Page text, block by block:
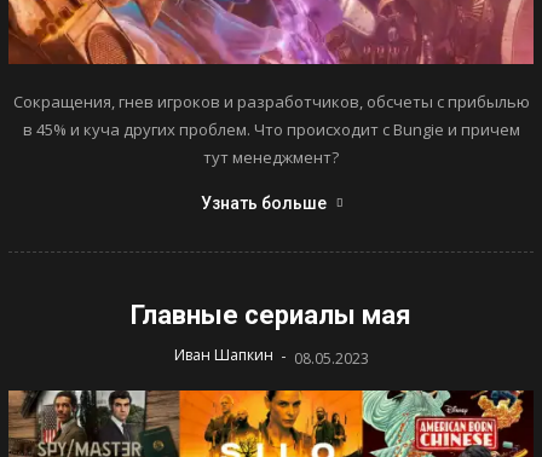
Сокращения, гнев игроков и разработчиков, обсчеты с прибылью
в 45% и куча других проблем. Что происходит с Bungie и причем
тут менеджмент?
Узнать больше
Главные сериалы мая
Иван Шапкин - 08.05.2023